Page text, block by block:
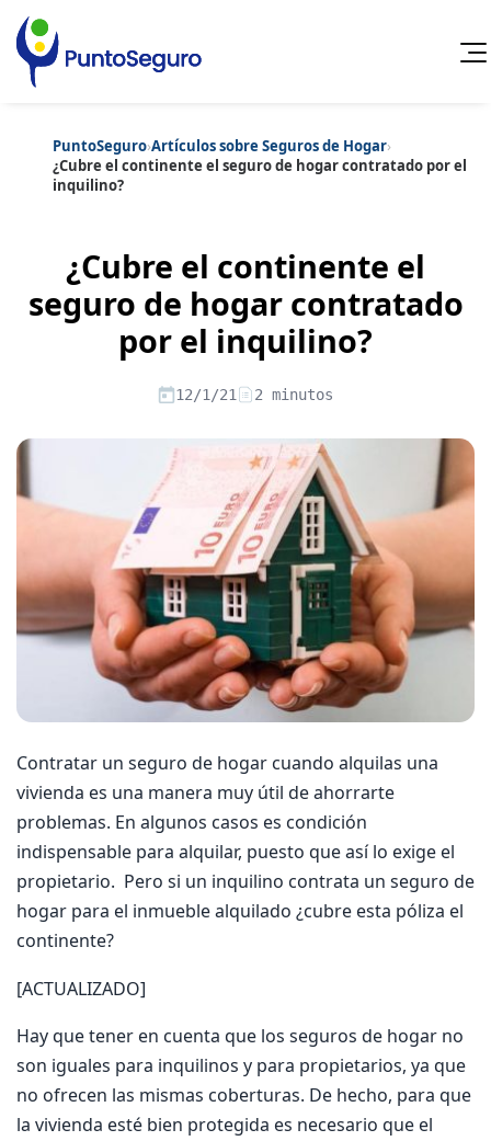
Cancelar
Artículos sobre Otros Seguros
Artículos sobre Seguros de Auto
Artículos sobre Seguros de Hogar
Artículos sobre Seguros de Salud Contenido extra
Artículos sobre Convenios Colectivos
Artículos sobre Seguros de Vida Hipoteca
Artículos sobre la Jubilación
PuntoSeguro›Artículos sobre Seguros de Hogar›
¿Cubre el continente el seguro de hogar contratado por el
inquilino?
¿Cubre el continente el
seguro de hogar contratado
por el inquilino?
12/1/21 2 minutos
Contratar un seguro de hogar cuando alquilas una
vivienda es una manera muy útil de ahorrarte
problemas. En algunos casos es condición
indispensable para alquilar, puesto que así lo exige el
propietario. Pero si un inquilino contrata un seguro de
hogar para el inmueble alquilado ¿cubre esta póliza el
continente?
[ACTUALIZADO]
Hay que tener en cuenta que los seguros de hogar no
son iguales para inquilinos y para propietarios, ya que
no ofrecen las mismas coberturas. De hecho, para que
la vivienda esté bien protegida es necesario que el